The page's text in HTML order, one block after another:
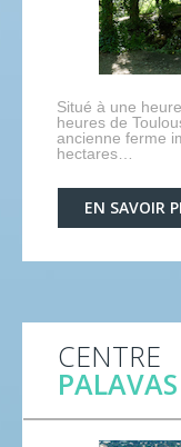
Situé à une
heures de
ancienne ferme
hectares…
EN SAVOIR
CENTRE
PALAVAS